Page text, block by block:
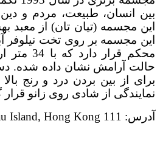
بین انسان، طبیعت، مردم و
این مجسمه (تیان تان) از
این مجسمه بر روی تخت نیلوفر
محکم قرار
حالت آرامش نشان داده شده.
برای از بین بردن درد و رنج
نمایندگی از شادی روی زانو
آدرس: 111 Ngong Ping Rd, Lantau Island, Hong Kong